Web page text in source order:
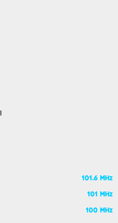
101.6 MHz
101 MHz
100 MHz